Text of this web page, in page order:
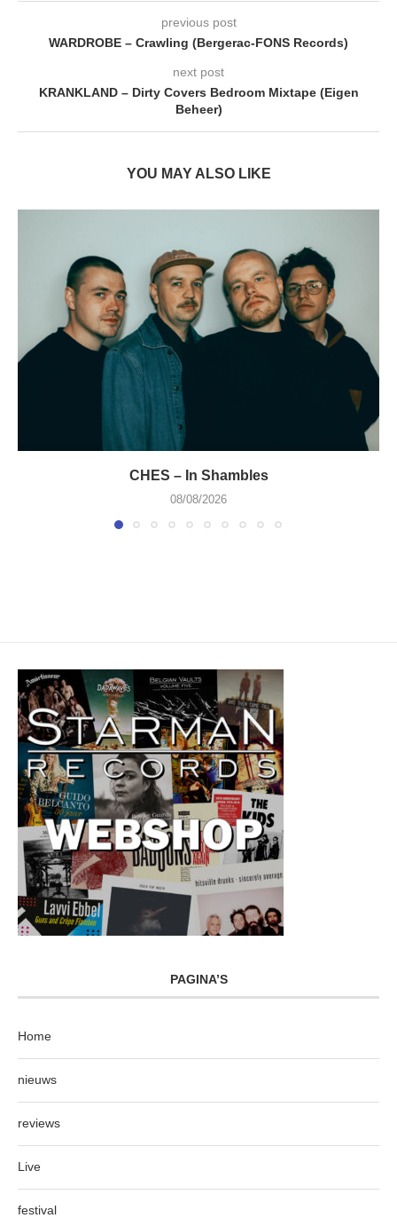
previous post
WARDROBE – Crawling (Bergerac-FONS Records)
next post
KRANKLAND – Dirty Covers Bedroom Mixtape (Eigen
Beheer)
YOU MAY ALSO LIKE
CHES – In Shambles
08/08/2026
PAGINA’S
Home
nieuws
reviews
Live
festival